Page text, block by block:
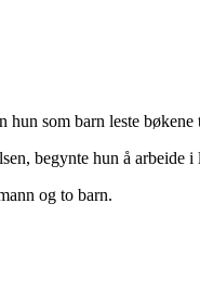
hun som barn leste
begynte hun å arbeide
og to barn.